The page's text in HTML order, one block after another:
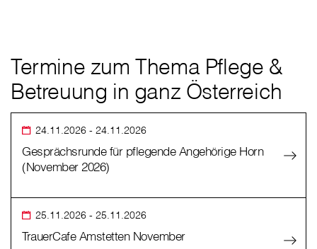
Termine zum Thema Pflege &
Betreuung in ganz Österreich
24.11.2026 - 24.11.2026
Gesprächsrunde für pflegende Angehörige Horn
(November 2026)
25.11.2026 - 25.11.2026
TrauerCafe Amstetten November